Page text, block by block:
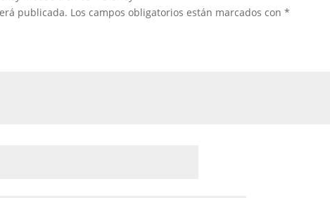
publicada. Los campos obligatorios están marcados con*